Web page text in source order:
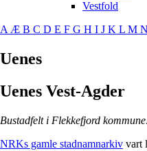
Vestfold
AÆ B C D E F G H I J K L M N
Uenes
Uenes Vest-Agder
Bustadfelt i Flekkefjord kommune.
NRKs gamle stadnamnarkiv vart